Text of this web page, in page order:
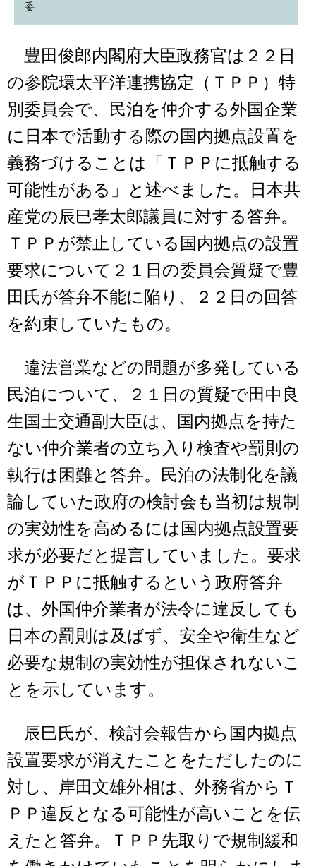
委
豊田俊郎内閣府大臣政務官は２２日
の参院環太平洋連携協定（ＴＰＰ）特
別委員会で、民泊を仲介する外国企業
に日本で活動する際の国内拠点設置を
義務づけることは「ＴＰＰに抵触する
可能性がある」と述べました。日本共
産党の辰巳孝太郎議員に対する答弁。
ＴＰＰが禁止している国内拠点の設置
要求について２１日の委員会質疑で豊
田氏が答弁不能に陥り、２２日の回答
を約束していたもの。
違法営業などの問題が多発している
民泊について、２１日の質疑で田中良
生国土交通副大臣は、国内拠点を持た
ない仲介業者の立ち入り検査や罰則の
執行は困難と答弁。民泊の法制化を議
論していた政府の検討会も当初は規制
の実効性を高めるには国内拠点設置要
求が必要だと提言していました。要求
がＴＰＰに抵触するという政府答弁
は、外国仲介業者が法令に違反しても
日本の罰則は及ばず、安全や衛生など
必要な規制の実効性が担保されないこ
とを示しています。
辰巳氏が、検討会報告から国内拠点
設置要求が消えたことをただしたのに
対し、岸田文雄外相は、外務省からＴ
ＰＰ違反となる可能性が高いことを伝
えたと答弁。ＴＰＰ先取りで規制緩和